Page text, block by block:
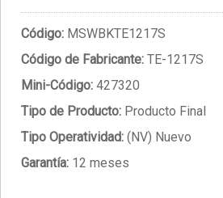
Código: MSWBKTE1217S
Código de Fabricante: TE-1217S
Mini-Código: 427320
Tipo de Producto: Producto Final
Tipo Operatividad: (NV) Nuevo
Garantía: 12 meses